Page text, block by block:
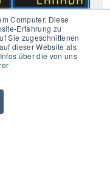
Computer. Diese
Erfahrung zu
Sie zugeschnittenen
dieser Website als
über die von uns